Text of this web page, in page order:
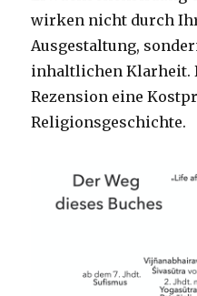
wirken nicht durch
Ausgestaltung,
inhaltlichen Klarheit.
Rezension eine
Religionsgeschichte.